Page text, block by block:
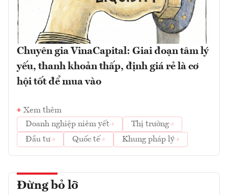
Chuyên gia VinaCapital: Giai đoạn tâm lý
yếu, thanh khoản thấp, định giá rẻ là cơ
hội tốt để mua vào
Xem thêm
Doanh nghiệp niêm yết
Thị trường
Đầu tư
Quốc tế Khung pháp lý
Đừng bỏ lỡ